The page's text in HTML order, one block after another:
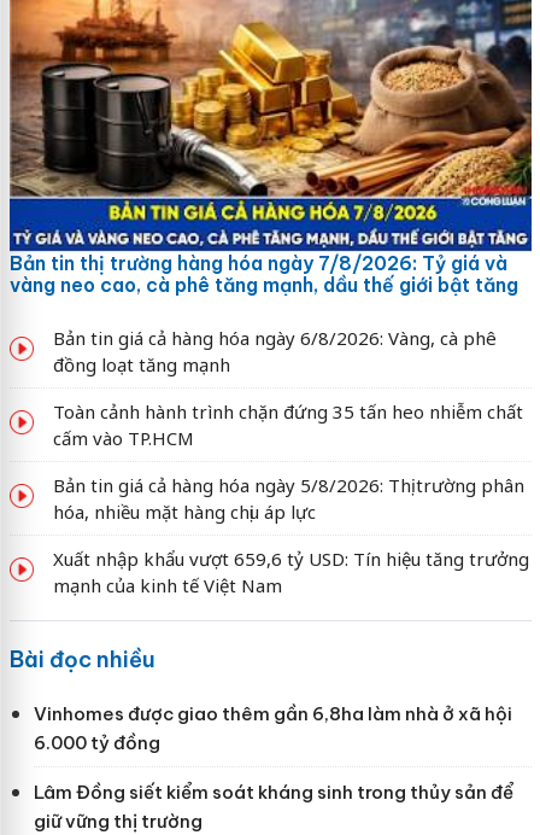
Bản tin thị trường hàng hóa ngày 7/8/2026: Tỷ giá và
vàng neo cao, cà phê tăng mạnh, dầu thế giới bật tăng
Bản tin giá cả hàng hóa ngày 6/8/2026: Vàng, cà phê
đồng loạt tăng mạnh
Toàn cảnh hành trình chặn đứng 35 tấn heo nhiễm chất
cấm vào TP.HCM
Bản tin giá cả hàng hóa ngày 5/8/2026: Thị trường phân
hóa, nhiều mặt hàng chịu áp lực
Xuất nhập khẩu vượt 659,6 tỷ USD: Tín hiệu tăng trưởng
mạnh của kinh tế Việt Nam
Bài đọc nhiều
Vinhomes được giao thêm gần 6,8ha làm nhà ở xã hội
6.000 tỷ đồng
Lâm Đồng siết kiểm soát kháng sinh trong thủy sản để
giữ vững thị trường